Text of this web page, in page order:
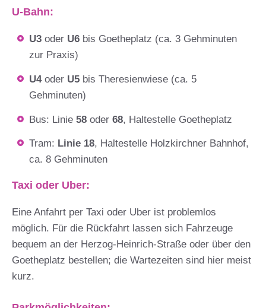
U-Bahn:
U3 oder U6 bis Goetheplatz (ca. 3 Gehminuten
zur Praxis)
U4oder U5 bis Theresienwiese (ca. 5
Gehminuten)
Bus: Linie58 oder68, Haltestelle Goetheplatz
Tram: Linie 18, Haltestelle Holzkirchner Bahnhof,
ca. 8 Gehminuten
Taxi oder Uber:
Eine Anfahrt per Taxi oder Uber ist problemlos
möglich. Für die Rückfahrt lassen sich Fahrzeuge
bequem an der Herzog-Heinrich-Straße oder über den
Goetheplatz bestellen; die Wartezeiten sind hier meist
kurz.